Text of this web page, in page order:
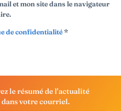
et mon site dans le navigateur
de confidentialité*
le résumé de l'actualité
votre courriel.